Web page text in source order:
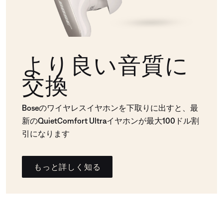
より良い音質に
交換
Boseのワイヤレスイヤホンを下取りに出すと、最
新のQuietComfort Ultraイヤホンが最大100ドル割
引になります
もっと詳しく知る